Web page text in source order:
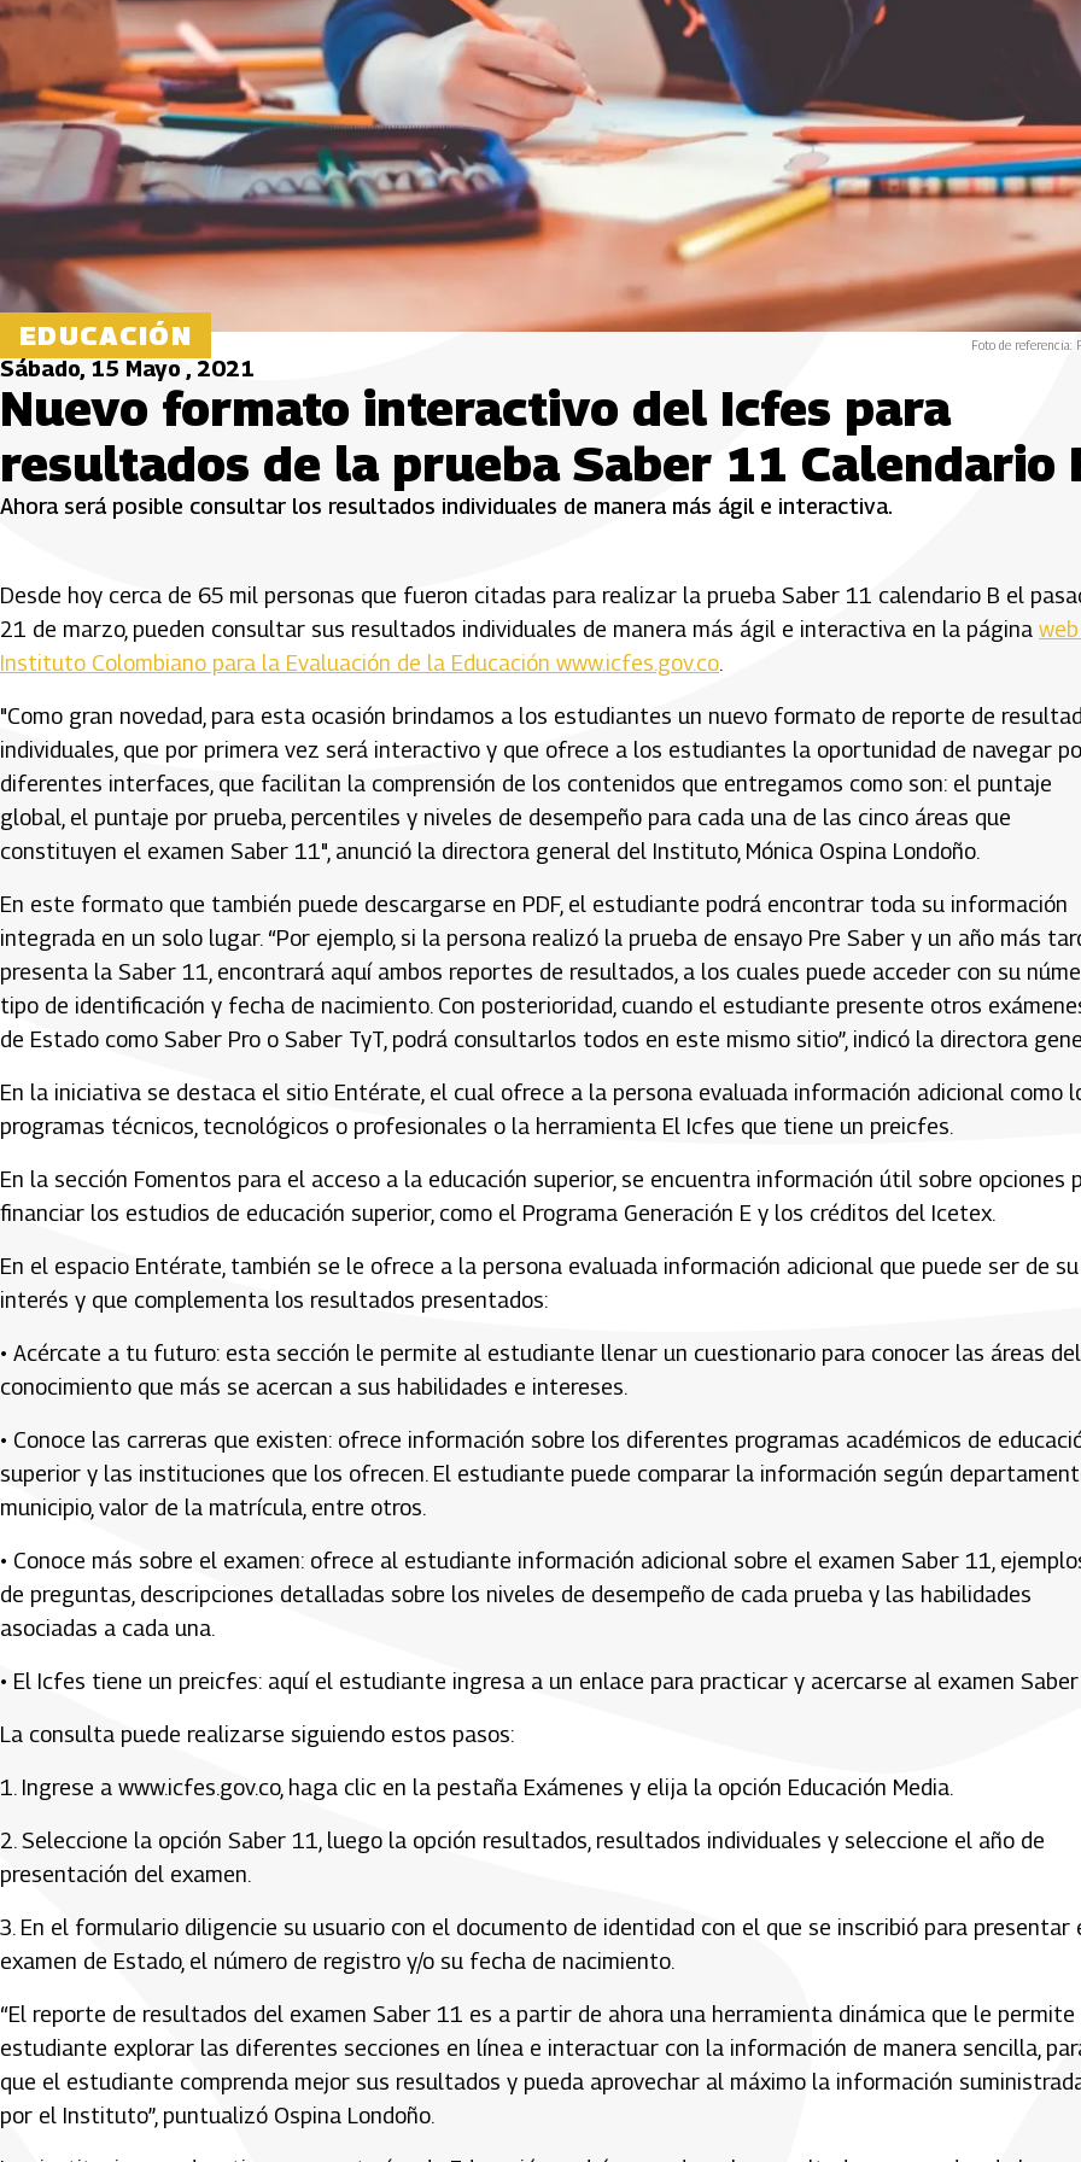
EDUCACIÓN Foto de referencia:
Sábado, 15 Mayo , 2021
Nuevo formato interactivo del Icfes para
resultados de la prueba Saber 11 Calendario
Ahora será posible consultar los resultados individuales de manera más ágil e interactiva.
Desde hoy cerca de 65 mil personas que fueron citadas para realizar la prueba Saber 11 calendario B el
21 de marzo, pueden consultar sus resultados individuales de manera más ágil e interactiva en la página
Instituto Colombiano para la Evaluación de la Educación www.icfes.gov.co.
"Como gran novedad, para esta ocasión brindamos a los estudiantes un nuevo formato de reporte de
individuales, que por primera vez será interactivo y que ofrece a los estudiantes la oportunidad de navegar
diferentes interfaces, que facilitan la comprensión de los contenidos que entregamos como son: el puntaje
global, el puntaje por prueba, percentiles y niveles de desempeño para cada una de las cinco áreas que
constituyen el examen Saber 11", anunció la directora general del Instituto, Mónica Ospina Londoño.
En este formato que también puede descargarse en PDF, el estudiante podrá encontrar toda su información
integrada en un solo lugar. “Por ejemplo, si la persona realizó la prueba de ensayo Pre Saber y un año más
presenta la Saber 11, encontrará aquí ambos reportes de resultados, a los cuales puede acceder con su
tipo de identificación y fecha de nacimiento. Con posterioridad, cuando el estudiante presente otros
de Estado como Saber Pro o Saber TyT, podrá consultarlos todos en este mismo sitio”, indicó la directora
En la iniciativa se destaca el sitio Entérate, el cual ofrece a la persona evaluada información adicional como
programas técnicos, tecnológicos o profesionales o la herramienta El Icfes que tiene un preicfes.
En la sección Fomentos para el acceso a la educación superior, se encuentra información útil sobre opciones
financiar los estudios de educación superior, como el Programa Generación E y los créditos del Icetex.
En el espacio Entérate, también se le ofrece a la persona evaluada información adicional que puede ser de su
interés y que complementa los resultados presentados:
• Acércate a tu futuro: esta sección le permite al estudiante llenar un cuestionario para conocer las áreas del
conocimiento que más se acercan a sus habilidades e intereses.
• Conoce las carreras que existen: ofrece información sobre los diferentes programas académicos de
superior y las instituciones que los ofrecen. El estudiante puede comparar la información según
municipio, valor de la matrícula, entre otros.
• Conoce más sobre el examen: ofrece al estudiante información adicional sobre el examen Saber 11,
de preguntas, descripciones detalladas sobre los niveles de desempeño de cada prueba y las habilidades
asociadas a cada una.
• El Icfes tiene un preicfes: aquí el estudiante ingresa a un enlace para practicar y acercarse al examen
La consulta puede realizarse siguiendo estos pasos:
1. Ingrese a www.icfes.gov.co, haga clic en la pestaña Exámenes y elija la opción Educación Media.
2. Seleccione la opción Saber 11, luego la opción resultados, resultados individuales y seleccione el año de
presentación del examen.
3. En el formulario diligencie su usuario con el documento de identidad con el que se inscribió para presentar
examen de Estado, el número de registro y/o su fecha de nacimiento.
“El reporte de resultados del examen Saber 11 es a partir de ahora una herramienta dinámica que le permite
estudiante explorar las diferentes secciones en línea e interactuar con la información de manera sencilla,
que el estudiante comprenda mejor sus resultados y pueda aprovechar al máximo la información
por el Instituto”, puntualizó Ospina Londoño.